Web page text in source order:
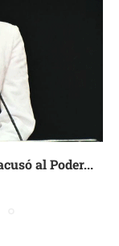
al Poder...